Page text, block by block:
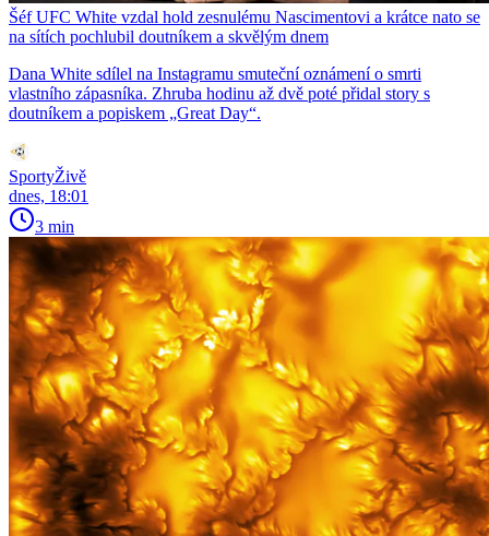
Šéf UFC White vzdal hold zesnulému Nascimentovi a krátce nato se
na sítích pochlubil doutníkem a skvělým dnem
Dana White sdílel na Instagramu smuteční oznámení o smrti
vlastního zápasníka. Zhruba hodinu až dvě poté přidal story s
doutníkem a popiskem „Great Day“.
SportyŽivě
dnes, 18:01
3 min